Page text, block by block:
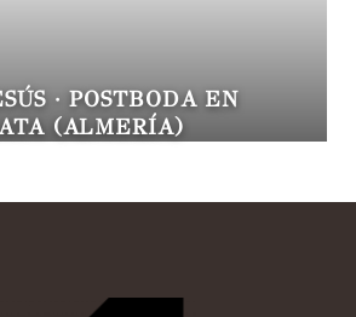
· POSTBODA EN
(ALMERÍA)